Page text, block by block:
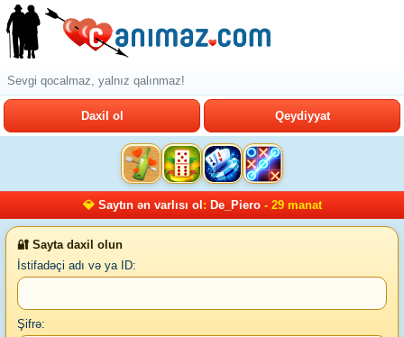
Sevgi qocalmaz, yalnız qalınmaz!
Daxil ol Qeydiyyat
💎 Saytın ən varlısı ol : De_Piero- 29 manat
🔐 Sayta daxil olun
İstifadəçi adı və ya ID:
Şifrə: